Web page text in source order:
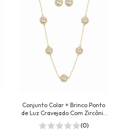
Conjunto Colar + Brinco Ponto
de Luz Cravejado Com Zircônia
Folheado a Ouro 18K
(0)